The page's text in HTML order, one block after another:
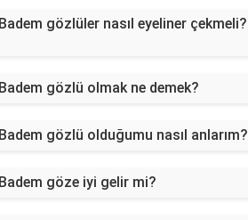
Badem gözlüler nasıl eyeliner çekmeli?
Badem gözlü olmak ne demek?
Badem gözlü olduğumu nasıl anlarım?
Badem göze iyi gelir mi?